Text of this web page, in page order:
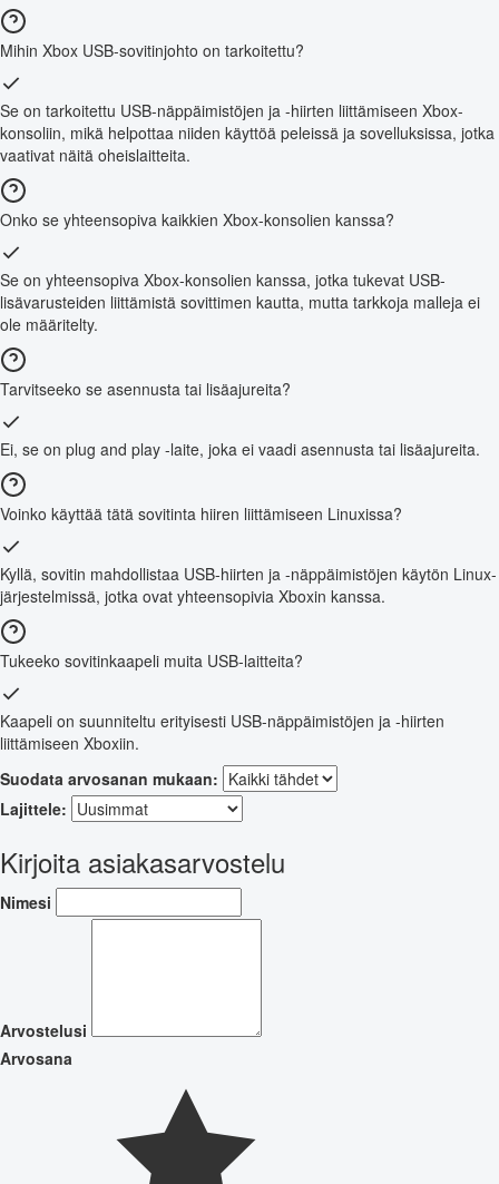
Mihin Xbox USB-sovitinjohto on tarkoitettu?
Se on tarkoitettu USB-näppäimistöjen ja -hiirten liittämiseen Xbox-
konsoliin, mikä helpottaa niiden käyttöä peleissä ja sovelluksissa, jotka
vaativat näitä oheislaitteita.
Onko se yhteensopiva kaikkien Xbox-konsolien kanssa?
Se on yhteensopiva Xbox-konsolien kanssa, jotka tukevat USB-
lisävarusteiden liittämistä sovittimen kautta, mutta tarkkoja malleja ei
ole määritelty.
Tarvitseeko se asennusta tai lisäajureita?
Ei, se on plug and play -laite, joka ei vaadi asennusta tai lisäajureita.
Voinko käyttää tätä sovitinta hiiren liittämiseen Linuxissa?
Kyllä, sovitin mahdollistaa USB-hiirten ja -näppäimistöjen käytön Linux-
järjestelmissä, jotka ovat yhteensopivia Xboxin kanssa.
Tukeeko sovitinkaapeli muita USB-laitteita?
Kaapeli on suunniteltu erityisesti USB-näppäimistöjen ja -hiirten
liittämiseen Xboxiin.
Suodata arvosanan mukaan:
Lajittele:
Kirjoita asiakasarvostelu
Nimesi
Arvostelusi
Arvosana